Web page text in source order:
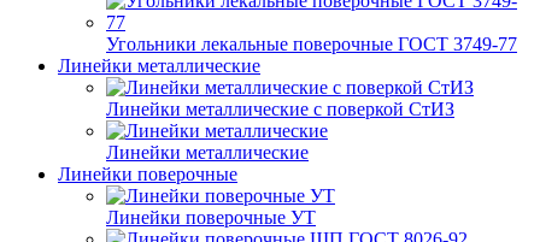
Угольники лекальные поверочные ГОСТ 3749-77
Линейки металлические
Линейки металлические с поверкой СтИЗ
Линейки металлические
Линейки поверочные
Линейки поверочные УТ